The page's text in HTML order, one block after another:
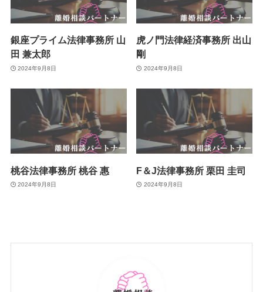
銀座プライム法律事務所 山
田 兼太郎
2024年9月8日
虎ノ門法律経済事務所 出山
剛
2024年9月8日
桃谷法律事務所 桃谷 惠
2024年9月8日
F＆J法律事務所 栗田 圭司
2024年9月8日